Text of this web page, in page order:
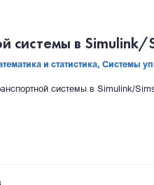
системы в Simulink/
и статистика, Системы
системы в Simulink/